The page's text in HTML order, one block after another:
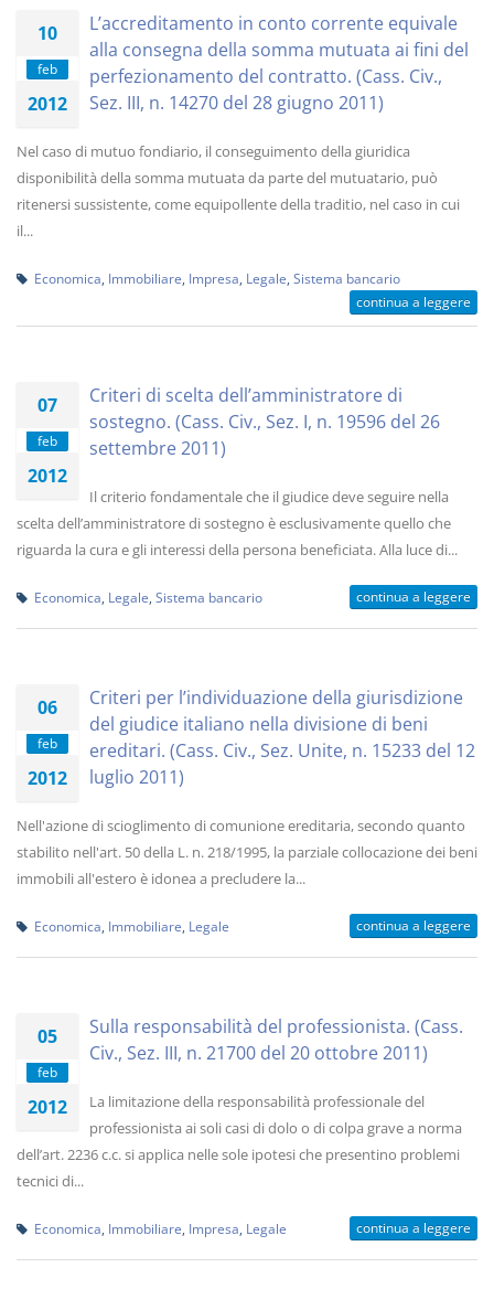
10
feb
2012
L’accreditamento in conto corrente equivale
alla consegna della somma mutuata ai fini del
perfezionamento del contratto. (Cass. Civ.,
Sez. III, n. 14270 del 28 giugno 2011)
Nel caso di mutuo fondiario, il conseguimento della giuridica
disponibilità della somma mutuata da parte del mutuatario, può
ritenersi sussistente, come equipollente della traditio, nel caso in cui
il...
Economica Immobiliare Impresa Legale Sistema bancario
continua a leggere
07
feb
2012
Criteri di scelta dell’amministratore di
sostegno. (Cass. Civ., Sez. I, n. 19596 del 26
settembre 2011)
Il criterio fondamentale che il giudice deve seguire nella
scelta dell’amministratore di sostegno è esclusivamente quello che
riguarda la cura e gli interessi della persona beneficiata. Alla luce di...
Economica Legale Sistema bancario continua a leggere
06
feb
2012
Criteri per l’individuazione della giurisdizione
del giudice italiano nella divisione di beni
ereditari. (Cass. Civ., Sez. Unite, n. 15233 del 12
luglio 2011)
Nell'azione di scioglimento di comunione ereditaria, secondo quanto
stabilito nell'art. 50 della L. n. 218/1995, la parziale collocazione dei beni
immobili all'estero è idonea a precludere la...
Economica Immobiliare Legale continua a leggere
05
feb
2012
Sulla responsabilità del professionista. (Cass.
Civ., Sez. III, n. 21700 del 20 ottobre 2011)
La limitazione della responsabilità professionale del
professionista ai soli casi di dolo o di colpa grave a norma
dell’art. 2236 c.c. si applica nelle sole ipotesi che presentino problemi
tecnici di...
Economica Immobiliare Impresa Legale continua a leggere